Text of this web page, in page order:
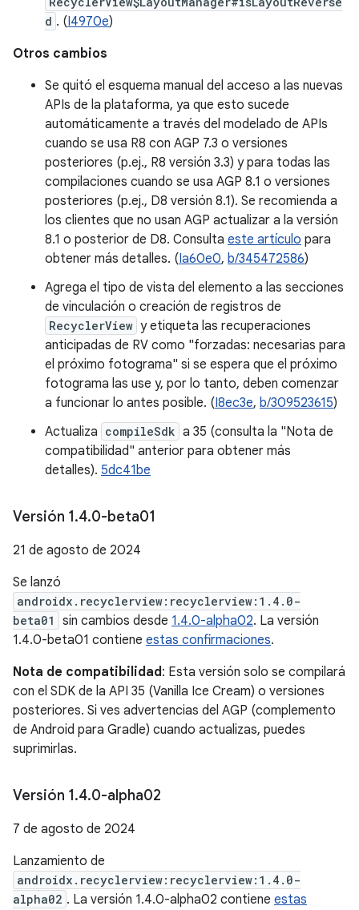
d . (I4970e)
Otros cambios
Se quitó el esquema manual del acceso a las nuevas
APIs de la plataforma, ya que esto sucede
automáticamente a través del modelado de APIs
cuando se usa R8 con AGP 7.3 o versiones
posteriores (p.ej., R8 versión 3.3) y para todas las
compilaciones cuando se usa AGP 8.1 o versiones
posteriores (p.ej., D8 versión 8.1). Se recomienda a
los clientes que no usan AGP actualizar a la versión
8.1 o posterior de D8. Consulta este artículo para
obtener más detalles. (Ia60e0, b/345472586)
Agrega el tipo de vista del elemento a las secciones
de vinculación o creación de registros de
RecyclerView y etiqueta las recuperaciones
anticipadas de RV como "forzadas: necesarias para
el próximo fotograma" si se espera que el próximo
fotograma las use y, por lo tanto, deben comenzar
a funcionar lo antes posible. (I8ec3e, b/309523615)
Actualiza compileSdk a 35 (consulta la "Nota de
compatibilidad" anterior para obtener más
detalles). 5dc41be
Versión 1.4.0-beta01
21 de agosto de 2024
Se lanzó
androidx.recyclerview:recyclerview:1.4.0-
beta01
sin cambios desde 1.4.0-alpha02. La versión
1.4.0-beta01 contiene estas confirmaciones.
Nota de compatibilidad: Esta versión solo se compilará
con el SDK de la API 35 (Vanilla Ice Cream) o versiones
posteriores. Si ves advertencias del AGP (complemento
de Android para Gradle) cuando actualizas, puedes
suprimirlas.
Versión 1.4.0-alpha02
7 de agosto de 2024
Lanzamiento de
androidx.recyclerview:recyclerview:1.4.0-
alpha02 . La versión 1.4.0-alpha02 contiene estas